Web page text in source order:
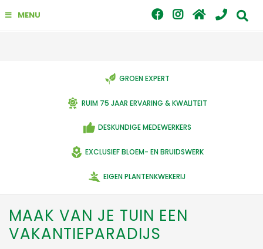
GROEN EXPERT
RUIM 75 JAAR ERVARING & KWALITEIT
DESKUNDIGE MEDEWERKERS
EXCLUSIEF BLOEM- EN BRUIDSWERK
EIGEN PLANTENKWEKERIJ
MENU
MAAK VAN JE TUIN EEN
VAKANTIEPARADIJS